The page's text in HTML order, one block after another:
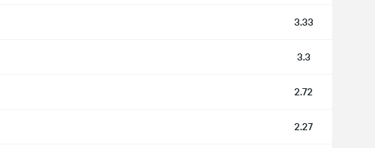
3.33
3.3
2.72
2.27